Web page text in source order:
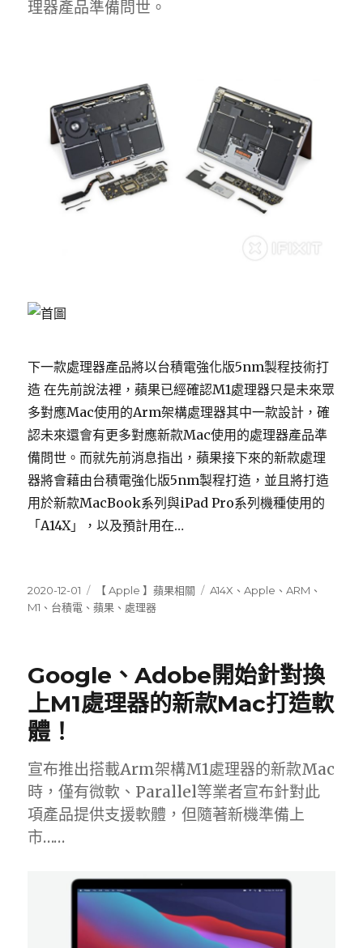
理器產品準備問世。
下一款處理器產品將以台積電強化版5nm製程技術打
造 在先前說法裡，蘋果已經確認M1處理器只是未來眾
多對應Mac使用的Arm架構處理器其中一款設計，確
認未來還會有更多對應新款Mac使用的處理器產品準
備問世。而就先前消息指出，蘋果接下來的新款處理
器將會藉由台積電強化版5nm製程打造，並且將打造
用於新款MacBook系列與iPad Pro系列機種使用的
「A14X」，以及預計用在…
發
佈
2020-12-01
分
類
【 Apple 】蘋果相關
標
A14X 、Apple 、ARM 、
M1 、 台積電 、蘋果 、 處理器
Google、Adobe開始針對換
上M1處理器的新款Mac打造軟
體！
宣布推出搭載Arm架構M1處理器的新款Mac
時，僅有微軟、Parallel等業者宣布針對此
項產品提供支援軟體，但隨著新機準備上
市……